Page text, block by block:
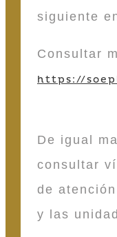
siguiente
Consultar
https://
De igual
consultar
de
y las